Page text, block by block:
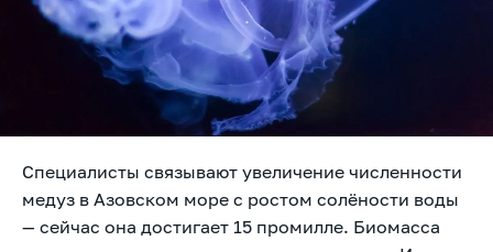
Специалисты связывают увеличение численности
медуз в Азовском море с ростом солёности воды
— сейчас она достигает 15 промилле. Биомасса